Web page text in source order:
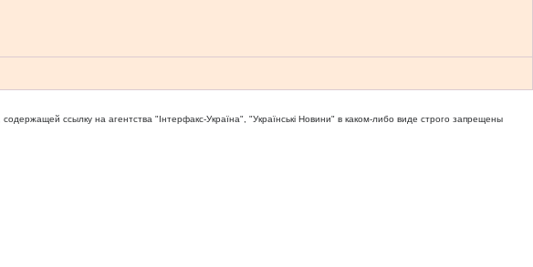
ссылку на агентства "Iнтерфакс-Україна", "Українськi Новини" в каком-либо виде строго запрещены